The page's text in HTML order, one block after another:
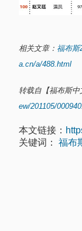
相关文章： 福布斯
a.cn/a/488.html
转载自【福布斯中
ew/201105/
本文链接：
关键词： 福布